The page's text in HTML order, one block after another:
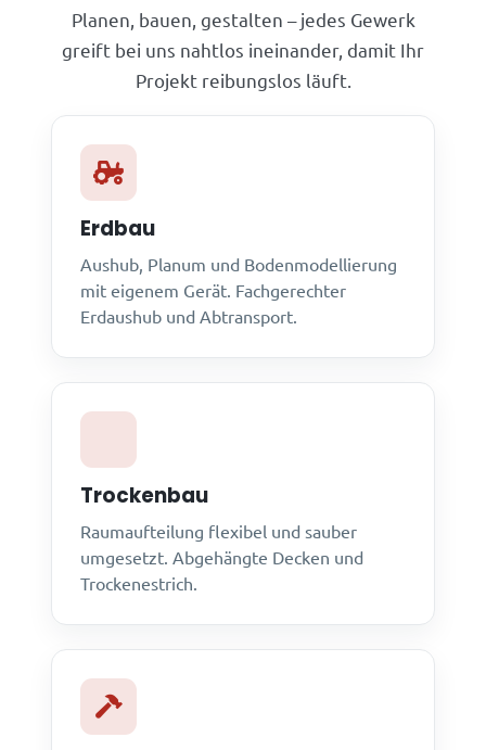
Planen, bauen, gestalten – jedes Gewerk
greift bei uns nahtlos ineinander, damit Ihr
Projekt reibungslos läuft.
Erdbau
Aushub, Planum und Bodenmodellierung
mit eigenem Gerät. Fachgerechter
Erdaushub und Abtransport.
Trockenbau
Raumaufteilung flexibel und sauber
umgesetzt. Abgehängte Decken und
Trockenestrich.